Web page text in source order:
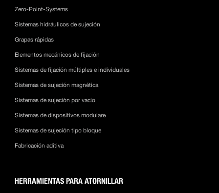
Zero-Point-Systems
Sistemas hidráulicos de sujeción
Grapas rápidas
Elementos mecánicos de fijación
Sistemas de fijación múltiples e individuales
Sistemas de sujeción magnética
Sistemas de sujeción por vacío
Sistemas de dispositivos modulare
Sistemas de sujeción tipo bloque
Fabricación aditiva
HERRAMIENTAS PARA ATORNILLAR